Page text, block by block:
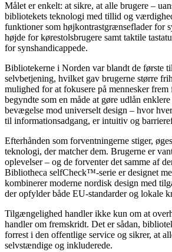
Målet er enkelt: at sikre, at alle brugere –
bibliotekets teknologi med tillid og
funktioner som højkontrastgrænseflader for
højde for kørestolsbrugere samt taktile
for synshandicappede.
Bibliotekerne i Norden var blandt de første
selvbetjening, hvilket gav brugerne større
mulighed for at fokusere på mennesker frem
begyndte som en måde at gøre udlån
bevægelse mod universelt design – hvor
til informationsadgang, er intuitiv og
Efterhånden som forventningerne stiger,
teknologi, der matcher dem. Brugerne er
oplevelser – og de forventer det samme af
Bibliotheca selfCheck™-serie er designet
kombinerer moderne nordisk design med
der opfylder både EU-standarder og lokale
Tilgængelighed handler ikke kun om at
handler om fremskridt. Det er sådan,
forrest i den offentlige service og sikrer, at
selvstændige og inkluderede.